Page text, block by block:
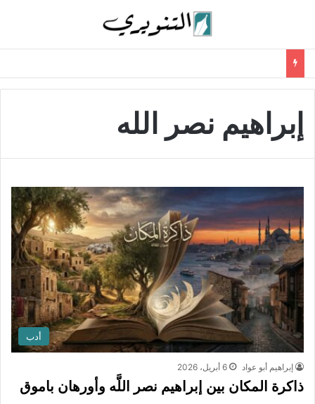
إبراهيم نصر الله
أدب
إبراهيم أبو عواد 6 أبريل، 2026
ذاكرة المكان بين إبراهيم نصر اللَّه وأورهان باموق